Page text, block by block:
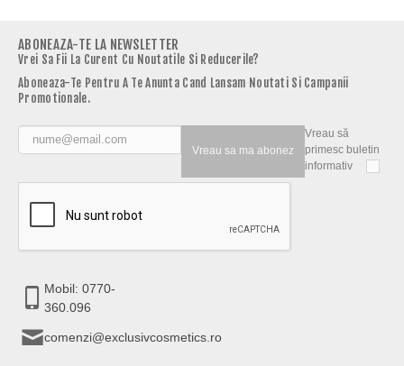
ABONEAZA-TE LA NEWSLETTER
Vrei Sa Fii La Curent Cu Noutatile Si Reducerile?
Aboneaza-Te Pentru A Te Anunta Cand Lansam Noutati Si Campanii
Promotionale.
Vreau sa ma abonez
Vreau să
primesc buletin
informativ
Mobil: 0770-
360.096
comenzi@exclusivcosmetics.ro